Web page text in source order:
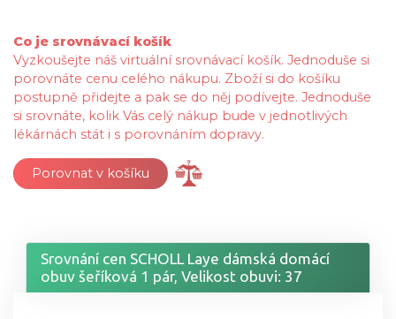
Co je srovnávací košík
Vyzkoušejte náš virtuální srovnávací košík. Jednoduše si
porovnáte cenu celého nákupu. Zboží si do košíku
postupně přidejte a pak se do něj podívejte. Jednoduše
si srovnáte, kolik Vás celý nákup bude v jednotlivých
lékárnách stát i s porovnáním dopravy.
Porovnat v košíku
Srovnání cen SCHOLL Laye dámská domácí
obuv šeříková 1 pár, Velikost obuvi: 37